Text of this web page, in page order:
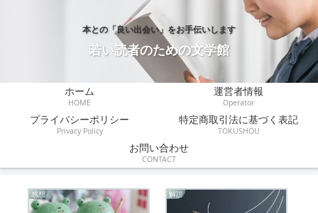
本との「良い出会い」をお手伝いします
若い読者のための文学館
ホーム
HOME
運営者情報
Operator
プライバシーポリシー
Privacy Policy
特定商取引法に基づく表記
TOKUSHOU
お問い合わせ
CONTACT
感想 解説